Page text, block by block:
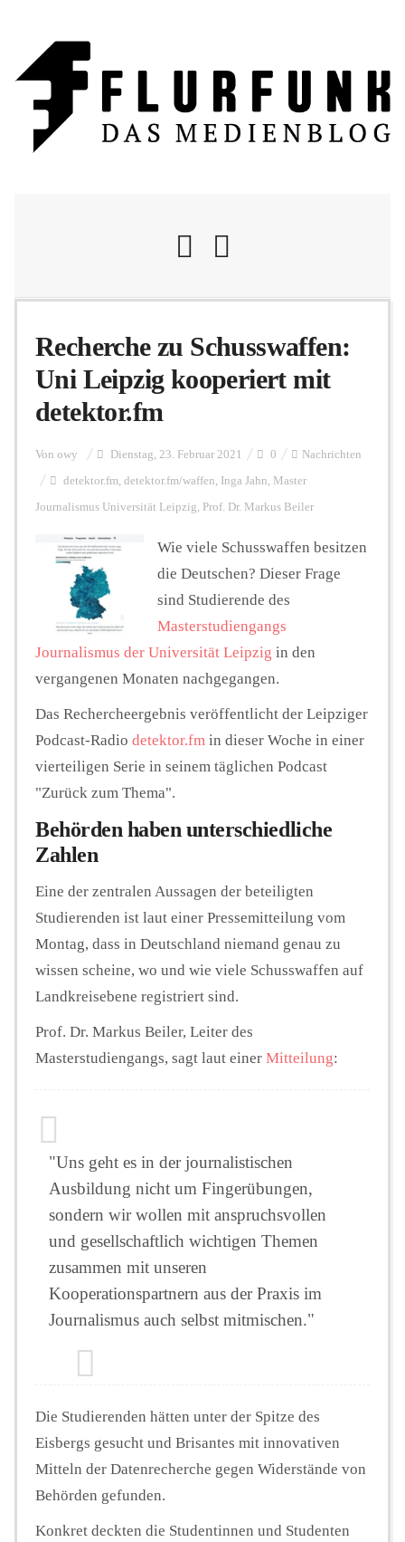
Nachrichten
Flurschelte
Personalien
FUNKTURM-Beiträge
Podcast
Seminare
Unterstützen
Recherche zu Schusswaffen:
Uni Leipzig kooperiert mit
detektor.fm
Von owy Dienstag, 23. Februar 2021 0 Nachrichten
detektor.fm, detektor.fm/waffen, Inga Jahn, Master
Journalismus Universität Leipzig, Prof. Dr. Markus Beiler
Wie viele Schusswaffen besitzen
die Deutschen? Dieser Frage
sind Studierende des
Masterstudiengangs
Journalismus der Universität Leipzig in den
vergangenen Monaten nachgegangen.
Das Rechercheergebnis veröffentlicht der Leipziger
Podcast-Radio detektor.fm in dieser Woche in einer
vierteiligen Serie in seinem täglichen Podcast
"Zurück zum Thema".
Behörden haben unterschiedliche
Zahlen
Eine der zentralen Aussagen der beteiligten
Studierenden ist laut einer Pressemitteilung vom
Montag, dass in Deutschland niemand genau zu
wissen scheine, wo und wie viele Schusswaffen auf
Landkreisebene registriert sind.
Prof. Dr. Markus Beiler, Leiter des
Masterstudiengangs, sagt laut einer Mitteilung:
"Uns geht es in der journalistischen
Ausbildung nicht um Fingerübungen,
sondern wir wollen mit anspruchsvollen
und gesellschaftlich wichtigen Themen
zusammen mit unseren
Kooperationspartnern aus der Praxis im
Journalismus auch selbst mitmischen."
Die Studierenden hätten unter der Spitze des
Eisbergs gesucht und Brisantes mit innovativen
Mitteln der Datenrecherche gegen Widerstände von
Behörden gefunden.
Konkret deckten die Studentinnen und Studenten